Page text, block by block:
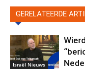
GERELATEERDE
Israël Nieuws